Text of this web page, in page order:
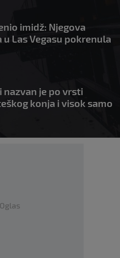
imidž: Njegova
Las Vegasu pokrenula
je po vrsti
konja i visok samo
Oglas